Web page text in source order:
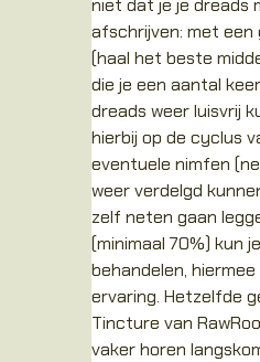
afschrijven: met een
(haal het beste
die je een aantal
dreads weer luisvrij
hierbij op de cyclus
eventuele nimfen
weer verdelgd
zelf neten gaan
(minimaal 70%) kun
behandelen,
ervaring. Hetzelfde
Tincture van
vaker horen